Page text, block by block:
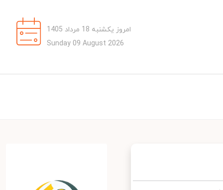
امروز یکشنبه 18 مرداد 1405
Sunday 09 August 2026